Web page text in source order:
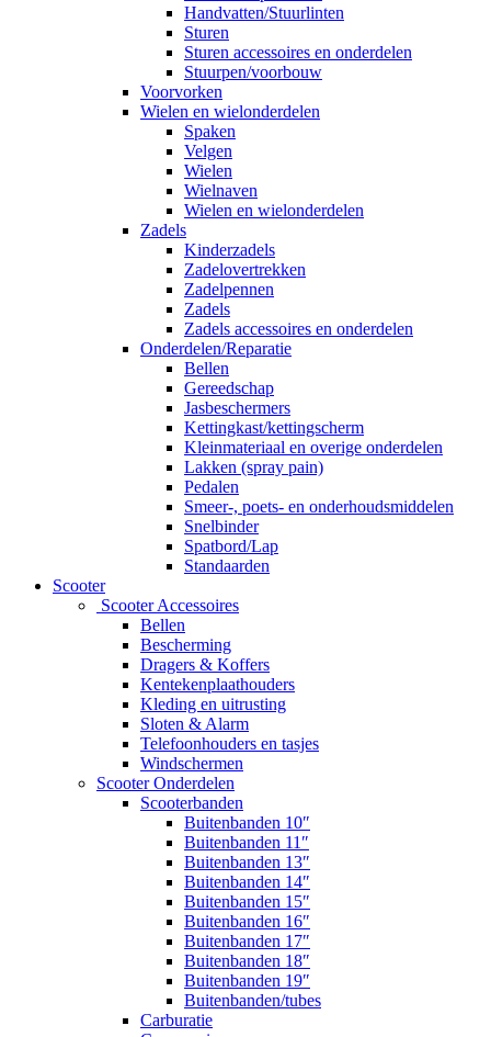
Handvatten/Stuurlinten
Sturen
Sturen accessoires en onderdelen
Stuurpen/voorbouw
Voorvorken
Wielen en wielonderdelen
Spaken
Velgen
Wielen
Wielnaven
Wielen en wielonderdelen
Zadels
Kinderzadels
Zadelovertrekken
Zadelpennen
Zadels
Zadels accessoires en onderdelen
Onderdelen/Reparatie
Bellen
Gereedschap
Jasbeschermers
Kettingkast/kettingscherm
Kleinmateriaal en overige onderdelen
Lakken (spray pain)
Pedalen
Smeer-, poets- en onderhoudsmiddelen
Snelbinder
Spatbord/Lap
Standaarden
Scooter
Scooter Accessoires
Bellen
Bescherming
Dragers & Koffers
Kentekenplaathouders
Kleding en uitrusting
Sloten & Alarm
Telefoonhouders en tasjes
Windschermen
Scooter Onderdelen
Scooterbanden
Buitenbanden 10″
Buitenbanden 11″
Buitenbanden 13″
Buitenbanden 14″
Buitenbanden 15″
Buitenbanden 16″
Buitenbanden 17″
Buitenbanden 18″
Buitenbanden 19″
Buitenbanden/tubes
Carburatie